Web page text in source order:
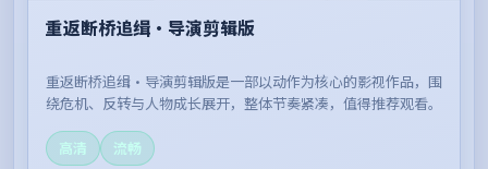
重返断桥追缉·导演剪辑版
重返断桥追缉·导演剪辑版是一部以动作为核心的影视作品，围
绕危机、反转与人物成长展开，整体节奏紧凑，值得推荐观看。
高清
流畅